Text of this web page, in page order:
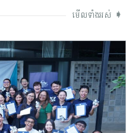
មើលទាំងអស់ ➧